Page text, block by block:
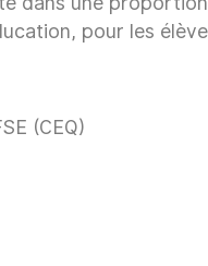
pour les
(CEQ)